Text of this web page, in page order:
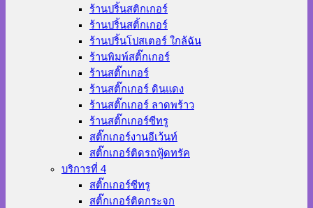
ร้านปริ้นสติกเกอร์
ร้านปริ้นสติ้กเกอร์
ร้านปริ้นโปสเตอร์ ใกล้ฉัน
ร้านพิมพ์สติ๊กเกอร์
ร้านสติ๊กเกอร์
ร้านสติ๊กเกอร์ ดินแดง
ร้านสติ๊กเกอร์ ลาดพร้าว
ร้านสติ๊กเกอร์ซีทรู
สติ๊กเกอร์งานอีเว้นท์
สติ๊กเกอร์ติดรถฟู้ดทรัค
บริการที่ 4
สติ๊กเกอร์ซีทรู
สติ๊กเกอร์ติดกระจก